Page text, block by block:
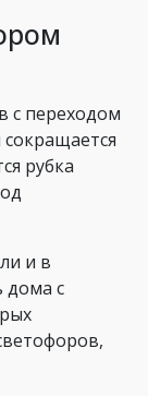
с переходом
рубка
и в
дома с